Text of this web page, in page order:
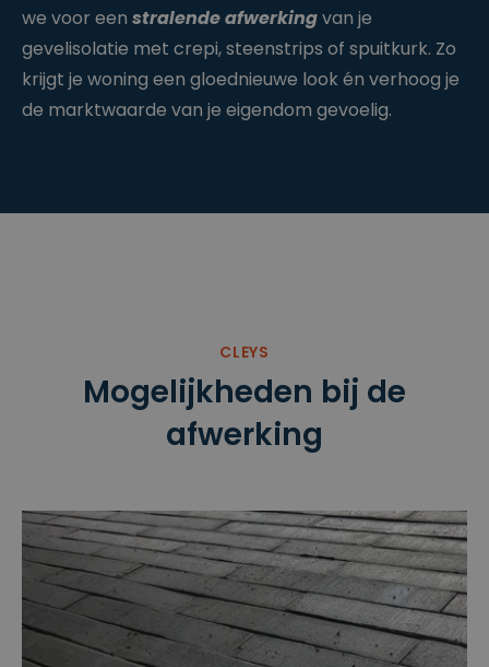
we voor een stralende afwerkingvan je
gevelisolatie met crepi, steenstrips of spuitkurk. Zo
krijgt je woning een gloednieuwe look én verhoog je
de marktwaarde van je eigendom gevoelig.
CLEYS
Mogelijkheden bij de
afwerking